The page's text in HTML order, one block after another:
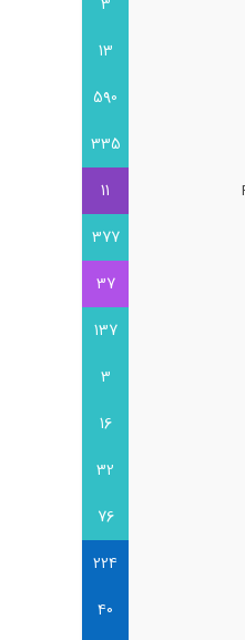
13
590
335
11
377
37
137
3
16
32
76
224
40